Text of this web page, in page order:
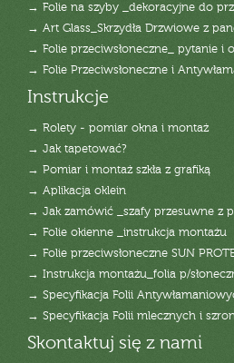
→ Folie na szyby _dekoracyjne do
→ Art Glass_Skrzydła Drzwiowe z
→ Folie przeciwsłoneczne_ pytanie i
→ Folie Przeciwsłoneczne i
Instrukcje
→ Rolety - pomiar okna i montaż
→ Jak tapetować?
→ Pomiar i montaż szkła z grafiką
→ Aplikacja oklein
→ Jak zamówić _szafy przesuwne z
→ Folie okienne _instrukcja montażu
→ Folie przeciwsłoneczne SUN
→ Instrukcja montażu_folia p/
→ Specyfikacja Folii
→ Specyfikacja Folii mlecznych i
Skontaktuj się z nami